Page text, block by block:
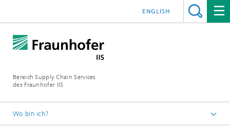
Bereich Supply Chain Services
des Fraunhofer IIS
ENGLISH
Wo bin ich?